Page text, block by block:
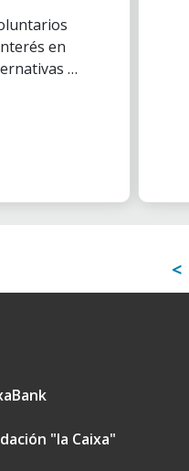
en
a
"la Caixa"